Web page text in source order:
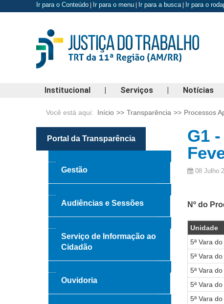
Ir para o Conteúdo Ir para o menu Ir para a busca| Ir para o
Institucional | Serviços | Notícias
Você está aqui: Início >> Transparência >> Processos
G1
08 Julho
Nº do
Unidade
5ª Vara
5ª Vara
5ª Vara
5ª Vara
5ª Vara
Portal da Transparência
Gestão
Audiências e Sessões
Serviço de Informação ao
Cidadão
Ouvidoria